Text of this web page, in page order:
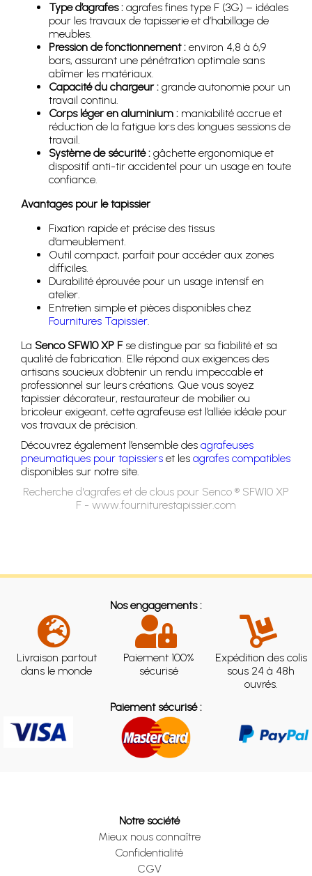
Type d’agrafes : agrafes fines type F (3G) – idéales
pour les travaux de tapisserie et d’habillage de
meubles.
Pression de fonctionnement : environ 4,8 à 6,9
bars, assurant une pénétration optimale sans
abîmer les matériaux.
Capacité du chargeur : grande autonomie pour un
travail continu.
Corps léger en aluminium : maniabilité accrue et
réduction de la fatigue lors des longues sessions de
travail.
Système de sécurité : gâchette ergonomique et
dispositif anti-tir accidentel pour un usage en toute
confiance.
Avantages pour le tapissier
Fixation rapide et précise des tissus
d’ameublement.
Outil compact, parfait pour accéder aux zones
difficiles.
Durabilité éprouvée pour un usage intensif en
atelier.
Entretien simple et pièces disponibles chez
Fournitures Tapissier.
La Senco SFW10 XP Fse distingue par sa fiabilité et sa
qualité de fabrication. Elle répond aux exigences des
artisans soucieux d’obtenir un rendu impeccable et
professionnel sur leurs créations. Que vous soyez
tapissier décorateur, restaurateur de mobilier ou
bricoleur exigeant, cette agrafeuse est l’alliée idéale pour
vos travaux de précision.
Découvrez également l’ensemble des agrafeuses
pneumatiques pour tapissiers et les agrafes compatibles
disponibles sur notre site.
Recherche d'agrafes et de clous pour Senco ® SFW10 XP
F - www.fourniturestapissier.com
Nos engagements :
Livraison partout
dans le monde
Paiement 100%
sécurisé
Expédition des colis
sous 24 à 48h
ouvrés.
Paiement sécurisé :
Notre société
Mieux nous connaître
Confidentialité
CGV